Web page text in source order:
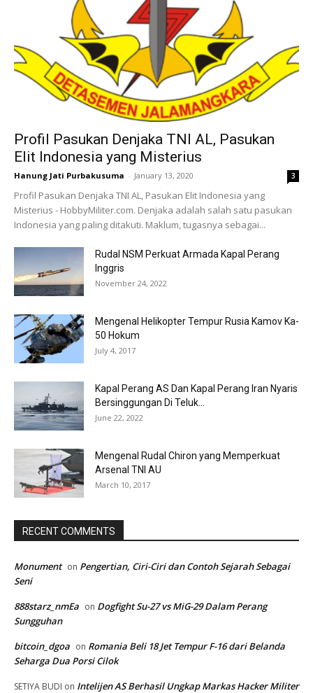
Profil Pasukan Denjaka TNI AL, Pasukan
Elit Indonesia yang Misterius
Hanung Jati Purbakusuma - January 13, 2020 3
Profil Pasukan Denjaka TNI AL, Pasukan Elit Indonesia yang
Misterius - HobbyMiliter.com. Denjaka adalah salah satu pasukan
Indonesia yang paling ditakuti. Maklum, tugasnya sebagai...
Rudal NSM Perkuat Armada Kapal Perang
Inggris
November 24, 2022
Mengenal Helikopter Tempur Rusia Kamov Ka-
50 Hokum
July 4, 2017
Kapal Perang AS Dan Kapal Perang Iran Nyaris
Bersinggungan Di Teluk...
June 22, 2022
Mengenal Rudal Chiron yang Memperkuat
Arsenal TNI AU
March 10, 2017
RECENT COMMENTS
Monument on Pengertian, Ciri-Ciri dan Contoh Sejarah Sebagai
Seni
888starz_nmEa on Dogfight Su-27 vs MiG-29 Dalam Perang
Sungguhan
bitcoin_dgoa on Romania Beli 18 Jet Tempur F-16 dari Belanda
Seharga Dua Porsi Cilok
SETIYA BUDI on Intelijen AS Berhasil Ungkap Markas Hacker Militer